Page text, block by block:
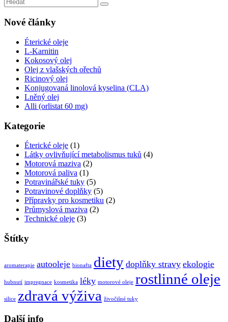
Nové články
Éterické oleje
L-Karnitin
Kokosový olej
Olej z vlašských ořechů
Ricinový olej
Konjugovaná linolová kyselina (CLA)
Lněný olej
Alli (orlistat 60 mg)
Kategorie
Éterické oleje (1)
Látky ovlivňující metabolismus tuků (4)
Motorová maziva (2)
Motorová paliva (1)
Potravinářské tuky (5)
Potravinové doplňky (5)
Přípravky pro kosmetiku (2)
Průmyslová maziva (2)
Technické oleje (3)
Štítky
aromaterapie autooleje bionafta diety doplňky stravy ekologie
hubnutí impregnace kosmetika léky motorové oleje rostlinné oleje
silice zdravá výživa živočišné tuky
Další info